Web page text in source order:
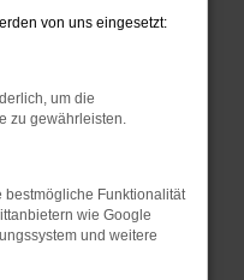
Werbeblocker,
Seiten
Seite in einem
vorübergehende
von uns eingesetzt:
um die
zu gewährleisten.
bestmögliche Funktionalität
wie Google
und weitere